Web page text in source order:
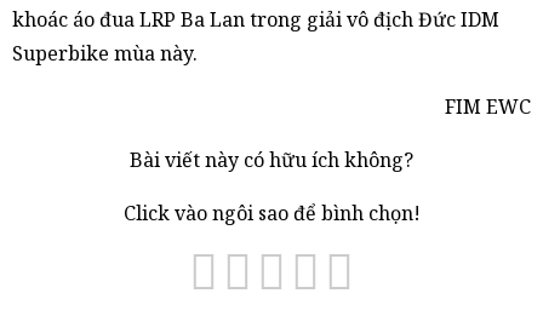
khoác áo đua LRP Ba Lan trong giải vô địch Đức IDM
Superbike mùa này.
FIM EWC
Bài viết này có hữu ích không?
Click vào ngôi sao để bình chọn!